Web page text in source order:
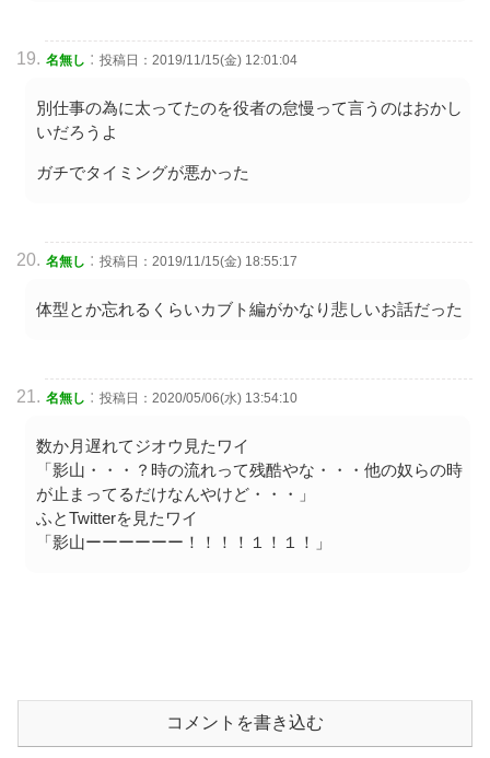
名無し : 投稿日：2019/11/15(金) 12:01:04
別仕事の為に太ってたのを役者の怠慢って言うのはおかし
いだろうよ
ガチでタイミングが悪かった
名無し : 投稿日：2019/11/15(金) 18:55:17
体型とか忘れるくらいカブト編がかなり悲しいお話だった
名無し : 投稿日：2020/05/06(水) 13:54:10
数か月遅れてジオウ見たワイ
「影山・・・？時の流れって残酷やな・・・他の奴らの時
が止まってるだけなんやけど・・・」
ふとTwitterを見たワイ
「影山ーーーーーー！！！！１！１！」
コメントを書き込む